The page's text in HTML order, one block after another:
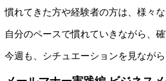
慣れてきた方や経験者の方は、様々
自分のペースで慣れていきながら、
今週も、シチュエーションを見なが